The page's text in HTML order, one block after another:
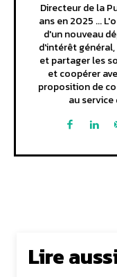
Directeur de la
ans en 2025 ...
d'un nouveau
d'intérêt
et partager les
et coopérer
proposition de
au
Lire